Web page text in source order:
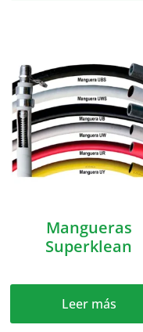
Mangueras
Superklean
Leer más